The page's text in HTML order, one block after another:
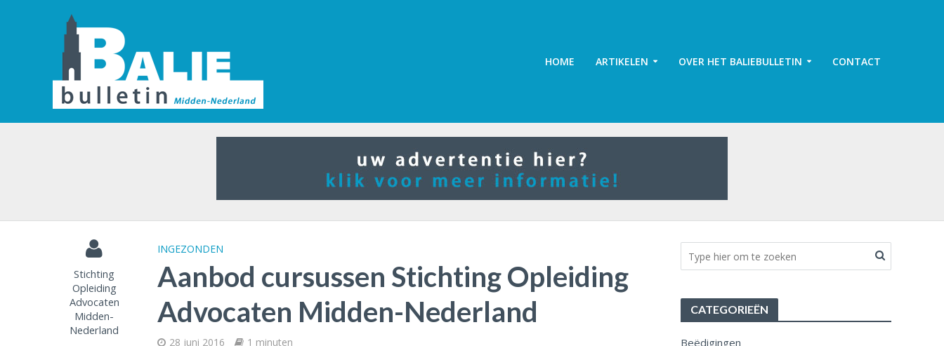
HOME ARTIKELEN OVER HET BALIEBULLETIN CONTACT
Stichting
Opleiding
Advocaten
Midden-
Nederland
INGEZONDEN
Aanbod cursussen Stichting Opleiding
Advocaten Midden-Nederland
28 juni 2016 1 minuten
CATEGORIEËN
Beëdigingen